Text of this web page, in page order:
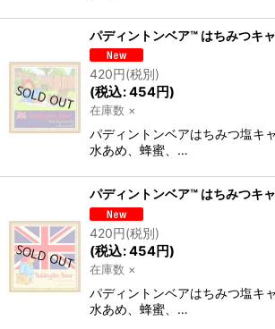
パディントンベア™ はちみつ
420円(税別)
(税込:454円)
在庫数 ×
パディントンベアはちみつ塩キ
水あめ、蜂蜜、…
パディントンベア™ はちみつ
420円(税別)
(税込:454円)
在庫数 ×
パディントンベアはちみつ塩キ
水あめ、蜂蜜、…